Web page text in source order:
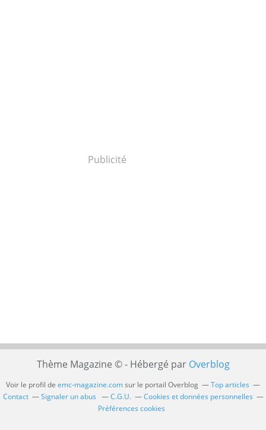
Publicité
Thème Magazine © - Hébergé par Overblog
Voir le profil de emc-magazine.comsur le portail Overblog
Top articles
Contact
Signaler un abus C.G.U.
Cookies et données personnelles
Préférences cookies